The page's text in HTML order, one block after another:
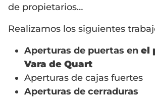
de propietarios…
Realizamos los siguientes
Aperturas de puertas en el
Vara de Quart
Aperturas de cajas fuertes
Aperturas de cerraduras